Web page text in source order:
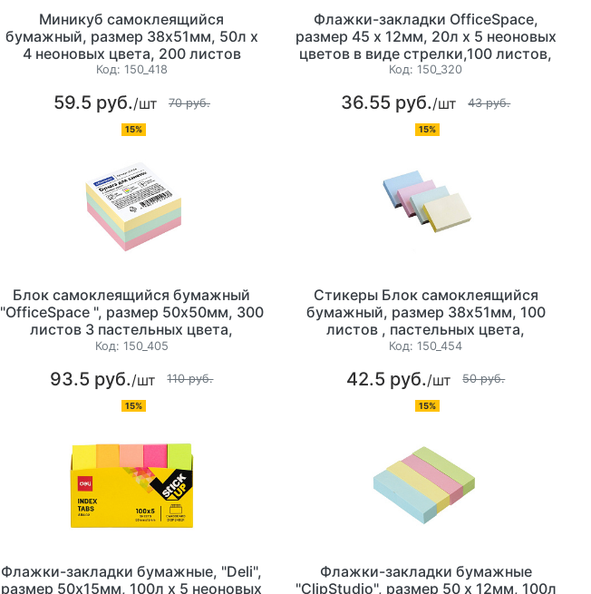
Миникуб самоклеящийся
бумажный, размер 38х51мм, 50л х
4 неоновых цвета, 200 листов
(цвета ассорти)
Код: 150_418
59.5 руб./шт 70 руб.
15%
Флажки-закладки OfficeSpace,
размер 45 х 12мм, 20л х 5 неоновых
цветов в виде стрелки,100 листов,
европодвес
Код:150_320
36.55 руб./шт 43 руб.
15%
Блок самоклеящийся бумажный
"OfficeSpace ", размер 50х50мм, 300
листов 3 пастельных цвета,
ассорти
Код: 150_405
93.5 руб./шт 110 руб.
15%
Стикеры Блок самоклеящийся
бумажный, размер 38х51мм, 100
листов , пастельных цвета,
ассорти, Stick`n (цвета ассорти)
Код:150_454
42.5 руб./шт 50 руб.
15%
Флажки-закладки бумажные, "Deli",
размер 50х15мм, 100л х 5 неоновых
Флажки-закладки бумажные
"ClipStudio", размер 50 х 12мм, 100л